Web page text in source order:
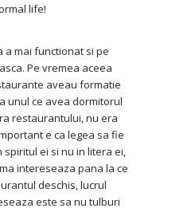
life!
a mai functionat si pe
Pe vremea aceea
aveau formatie
unul ce avea dormitorul
restaurantului, nu era
e ca legea sa fie
ei si nu in litera ei,
intereseaza pana la ce
deschis, lucrul
este sa nu tulburi